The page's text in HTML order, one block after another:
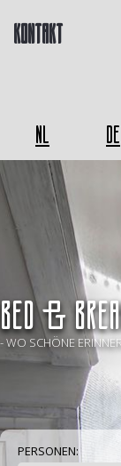
Kontakt
NL DE
BED &
- WO SCHÖNE
PERSONEN: